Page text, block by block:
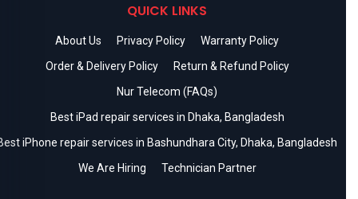
QUICK LINKS
About Us Privacy Policy
Warranty Policy
Order & Delivery Policy
Return & Refund Policy
Nur Telecom (FAQs)
Best iPad repair services in Dhaka, Bangladesh
iPhone repair services in Bashundhara City, Dhaka, Bangladesh
We Are Hiring
Technician Partner